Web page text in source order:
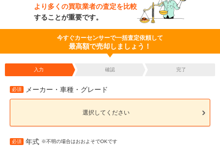
より多くの買取業者の査定を比較
することが重要です。
今すぐカーセンサーで一括査定依頼して
最高額で売却しましょう！
入力 確認 完了
必須 メーカー・車種・グレード
選択してください
必須 年式 ※不明の場合はおおよそでOKです